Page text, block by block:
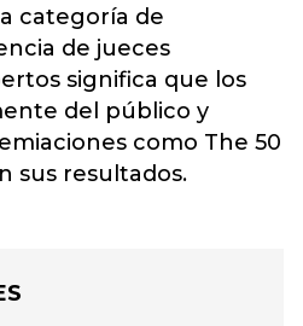
categoría de
de jueces
significa que los
del público y
como The 50
sus resultados.